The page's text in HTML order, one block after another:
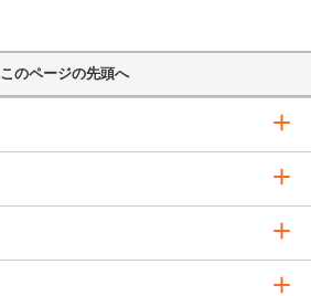
このページの先頭へ